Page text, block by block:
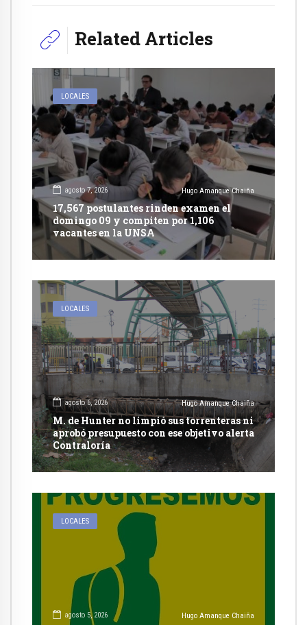
Related Articles
LOCALES
agosto 7, 2026 Hugo Amanque Chaiña
17,567 postulantes rinden examen el
domingo 09 y compiten por 1,106
vacantes en la UNSA
LOCALES
agosto 6, 2026 Hugo Amanque Chaiña
M. de Hunter no limpió sus torrenteras ni
aprobó presupuesto con ese objetivo alerta
Contraloría
LOCALES
agosto 5, 2026 Hugo Amanque Chaiña